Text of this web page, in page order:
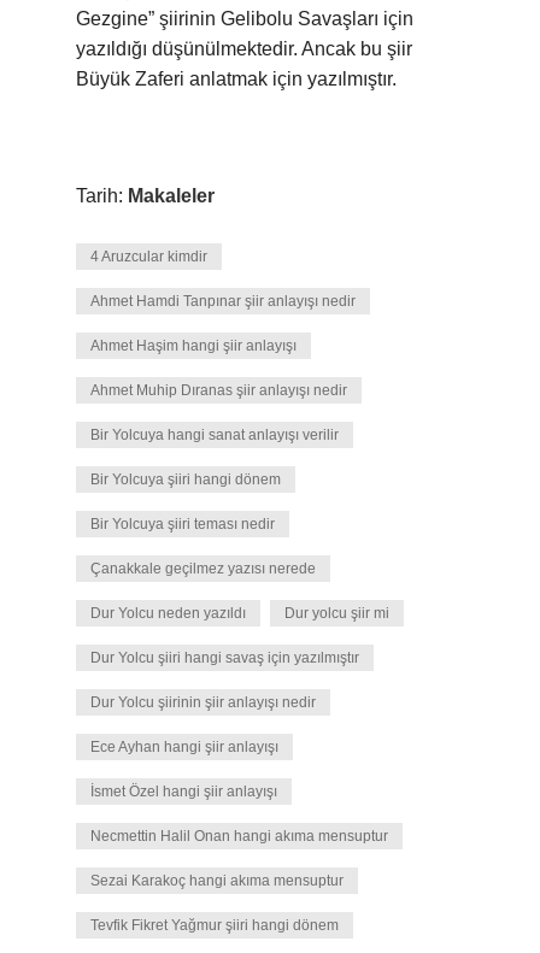
Gezgine” şiirinin Gelibolu Savaşları için
yazıldığı düşünülmektedir. Ancak bu şiir
Büyük Zaferi anlatmak için yazılmıştır.
Tarih: Makaleler
4 Aruzcular kimdir
Ahmet Hamdi Tanpınar şiir anlayışı nedir
Ahmet Haşim hangi şiir anlayışı
Ahmet Muhip Dıranas şiir anlayışı nedir
Bir Yolcuya hangi sanat anlayışı verilir
Bir Yolcuya şiiri hangi dönem
Bir Yolcuya şiiri teması nedir
Çanakkale geçilmez yazısı nerede
Dur Yolcu neden yazıldı Dur yolcu şiir mi
Dur Yolcu şiiri hangi savaş için yazılmıştır
Dur Yolcu şiirinin şiir anlayışı nedir
Ece Ayhan hangi şiir anlayışı
İsmet Özel hangi şiir anlayışı
Necmettin Halil Onan hangi akıma mensuptur
Sezai Karakoç hangi akıma mensuptur
Tevfik Fikret Yağmur şiiri hangi dönem